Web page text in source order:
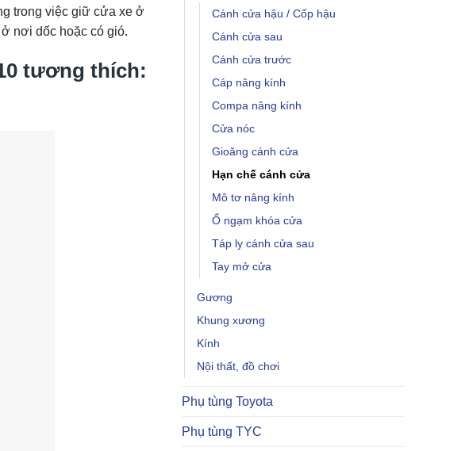
Cánh cửa hậu / Cốp hậu
Cánh cửa sau
Cánh cửa trước
Cáp nâng kính
Compa nâng kính
Cửa nóc
Gioăng cánh cửa
Hạn chế cánh cửa
Mô tơ nâng kính
Ổ ngạm khóa cửa
Táp ly cánh cửa sau
Tay mở cửa
Gương
Khung xương
Kính
Nội thất, đồ chơi
Phụ tùng Toyota
Phụ tùng TYC
trong việc giữ cửa xe ở
nơi dốc hoặc có gió.
tương thích: